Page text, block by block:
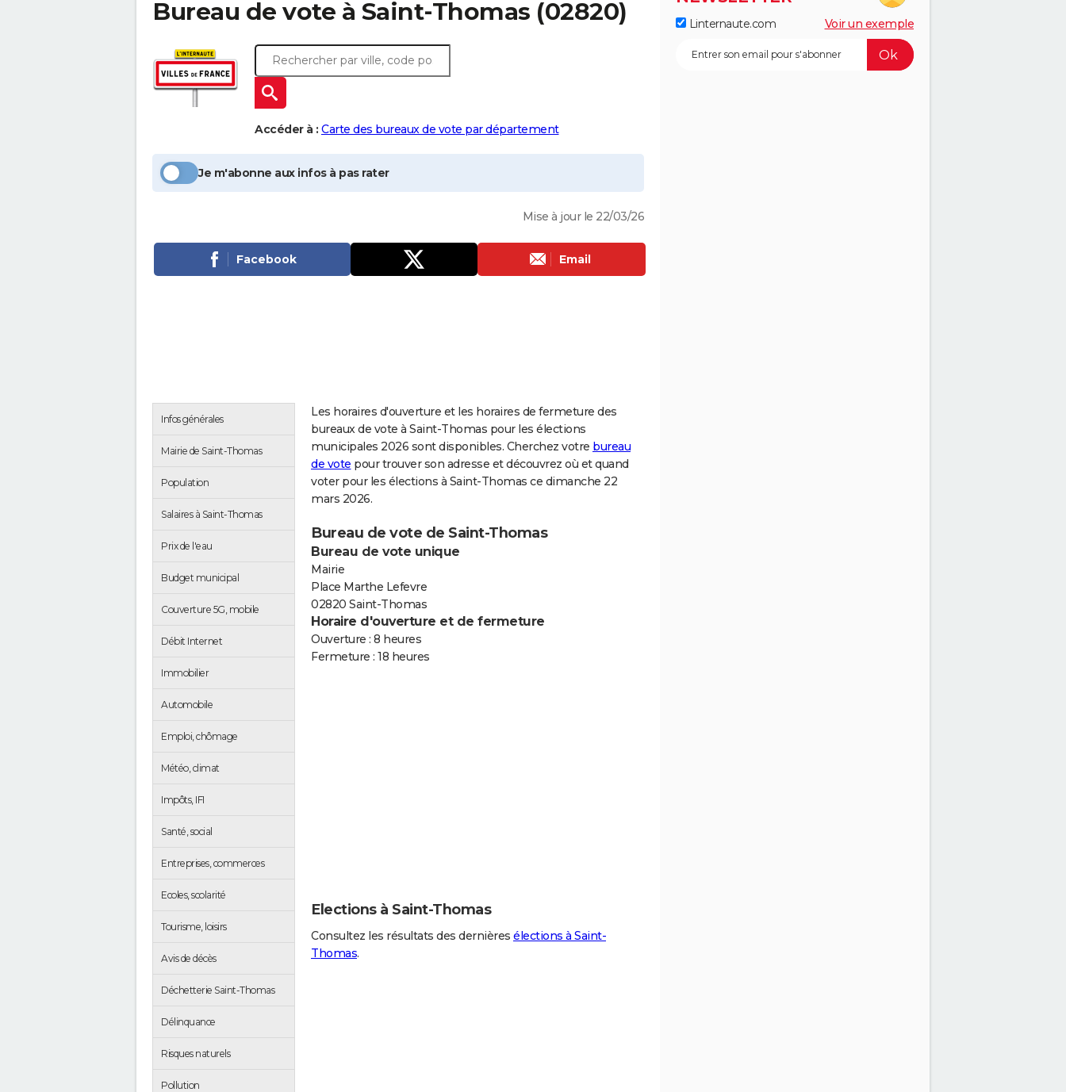
Bureau de vote à Saint-Thomas (02820)
Accéder à : Carte des bureaux de vote par département
Je m'abonne aux infos à pas rater
Mise à jour le 22/03/26
Facebook Email
Infos générales
Mairie de Saint-Thomas
Population
Salaires à Saint-Thomas
Prix de l'eau
Budget municipal
Couverture 5G, mobile
Débit Internet
Immobilier
Automobile
Emploi, chômage
Météo, climat
Impôts, IFI
Santé, social
Entreprises, commerces
Ecoles, scolarité
Tourisme, loisirs
Avis de décès
Déchetterie Saint-Thomas
Délinquance
Risques naturels
Pollution
Les horaires d'ouverture et les horaires de fermeture des
bureaux de vote à Saint-Thomas pour les élections
municipales 2026 sont disponibles. Cherchez votre bureau
de vote pour trouver son adresse et découvrez où et quand
voter pour les élections à Saint-Thomas ce dimanche 22
mars 2026.
Bureau de vote de Saint-Thomas
Bureau de vote unique
Mairie
Place Marthe Lefevre
02820 Saint-Thomas
Horaire d'ouverture et de fermeture
Ouverture : 8 heures
Fermeture : 18 heures
Elections à Saint-Thomas
Consultez les résultats des dernières élections à Saint-
Thomas.
Linternaute.com Voir un exemple